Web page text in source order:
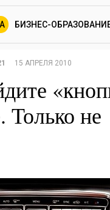
БИЗНЕС-
15 АПРЕЛЯ 2010
Только не